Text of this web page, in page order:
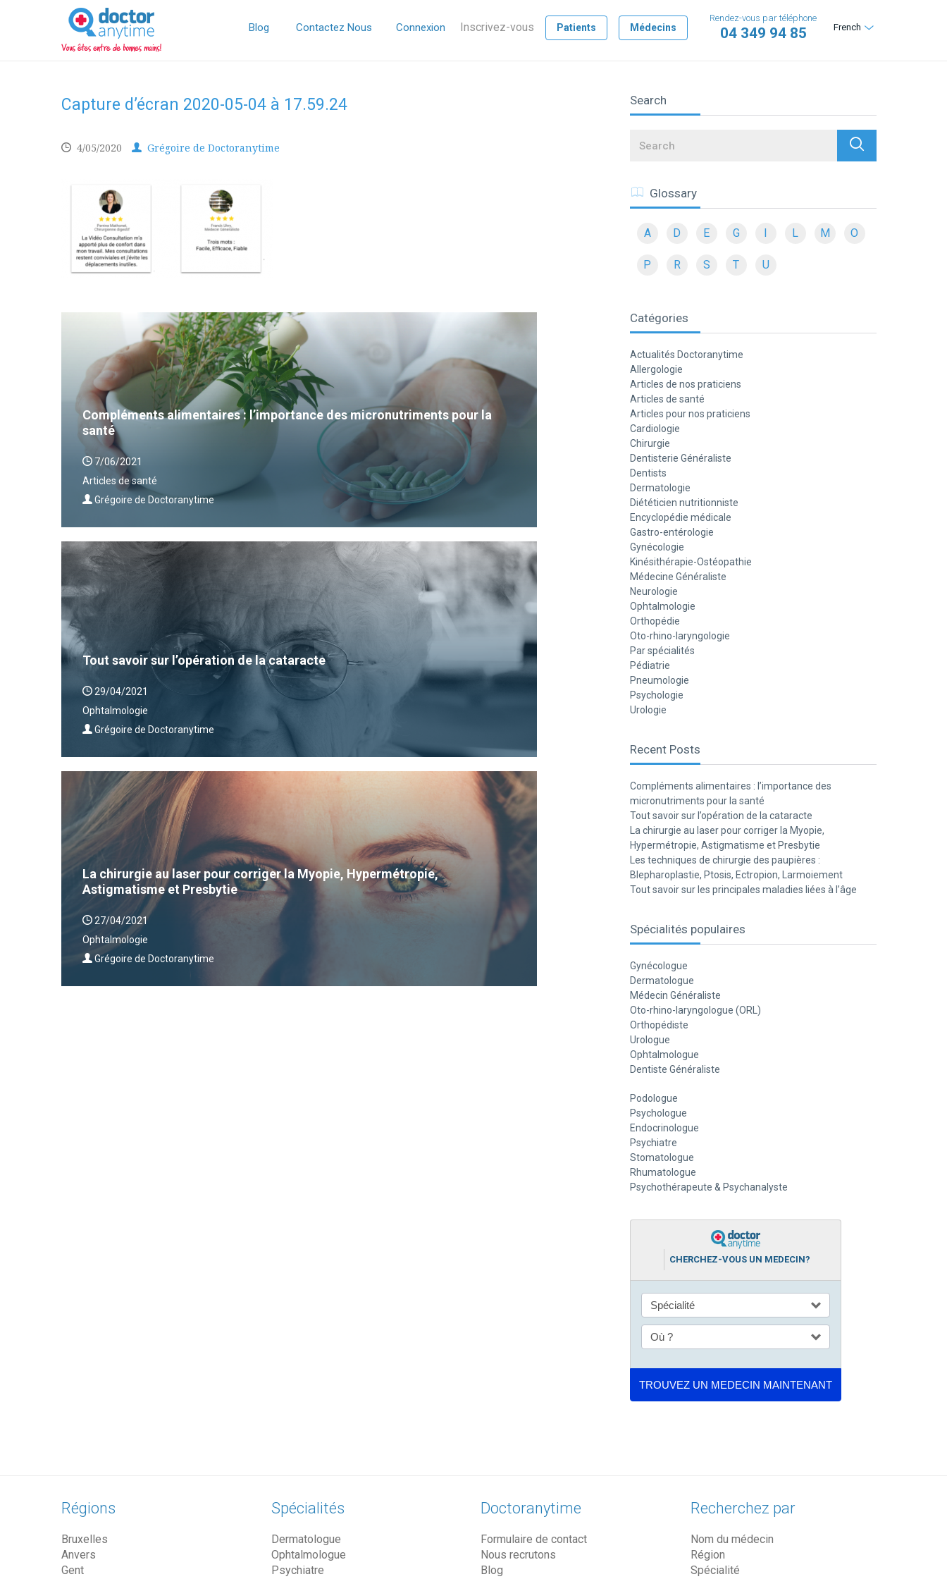
DoctorAnyTime
You
are
in
good
Blog Contactez Nous Connexion Inscrivez-vous Patients Médecins French
Rendez-vous par téléphone
04 349 94 85
Capture d’écran 2020-05-04 à 17.59.24
4/05/2020 Grégoire de Doctoranytime
Compléments alimentaires : l’importance des micronutriments pour la
santé
7/06/2021
Articles de santé
Grégoire de Doctoranytime
Tout savoir sur l’opération de la cataracte
29/04/2021
Ophtalmologie
Grégoire de Doctoranytime
La chirurgie au laser pour corriger la Myopie, Hypermétropie,
Astigmatisme et Presbytie
27/04/2021
Ophtalmologie
Grégoire de Doctoranytime
Search
Search
Glossary
A D E G I L M O
P R S T U
Catégories
Actualités Doctoranytime
Allergologie
Articles de nos praticiens
Articles de santé
Articles pour nos praticiens
Cardiologie
Chirurgie
Dentisterie Généraliste
Dentists
Dermatologie
Diététicien nutritionniste
Encyclopédie médicale
Gastro-entérologie
Gynécologie
Kinésithérapie-Ostéopathie
Médecine Généraliste
Neurologie
Ophtalmologie
Orthopédie
Oto-rhino-laryngologie
Par spécialités
Pédiatrie
Pneumologie
Psychologie
Urologie
Recent Posts
Compléments alimentaires : l’importance des
micronutriments pour la santé
Tout savoir sur l’opération de la cataracte
La chirurgie au laser pour corriger la Myopie,
Hypermétropie, Astigmatisme et Presbytie
Les techniques de chirurgie des paupières :
Blepharoplastie, Ptosis, Ectropion, Larmoiement
Tout savoir sur les principales maladies liées à l’âge
Spécialités populaires
Gynécologue
Dermatologue
Médecin Généraliste
Oto-rhino-laryngologue (ORL)
Orthopédiste
Urologue
Ophtalmologue
Dentiste Généraliste
Podologue
Psychologue
Endocrinologue
Psychiatre
Stomatologue
Rhumatologue
Psychothérapeute & Psychanalyste
CHERCHEZ-VOUS UN MEDECIN?
Régions
Bruxelles
Anvers
Gent
Spécialités
Dermatologue
Ophtalmologue
Psychiatre
Doctoranytime
Formulaire de contact
Nous recrutons
Blog
Recherchez par
Nom du médecin
Région
Spécialité